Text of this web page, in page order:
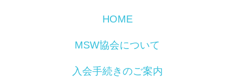
HOME
MSW協会について
入会手続きのご案内